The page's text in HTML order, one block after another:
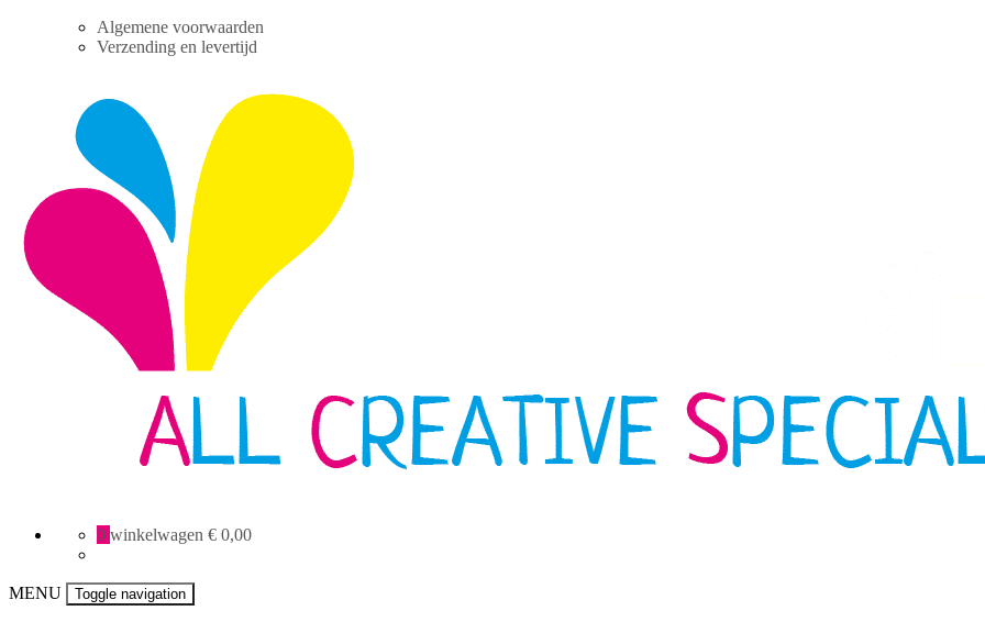
Algemene voorwaarden
Verzending en levertijd
Creative
0 winkelwagen € 0,00
MENU Toggle navigation